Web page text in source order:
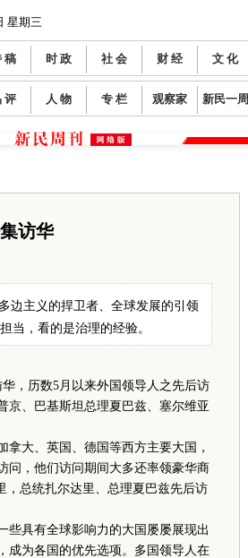
星期三
稿 时 政 社 会 财 经 文 化
评 人 物 专 栏 观察家 新民一周
访华
边主义的捍卫者、全球发展的引领
当，看的是治理的经验。
，历数5月以来外国领导人之先后访
京、巴基斯坦总理夏巴兹、塞尔维亚
大、英国、德国等西方主要大国，
问，他们访问期间大多还率领豪华商
，总统扎尔达里、总理夏巴兹先后访
具有全球影响力的大国屡屡展现出
成为各国的优先选项。多国领导人在